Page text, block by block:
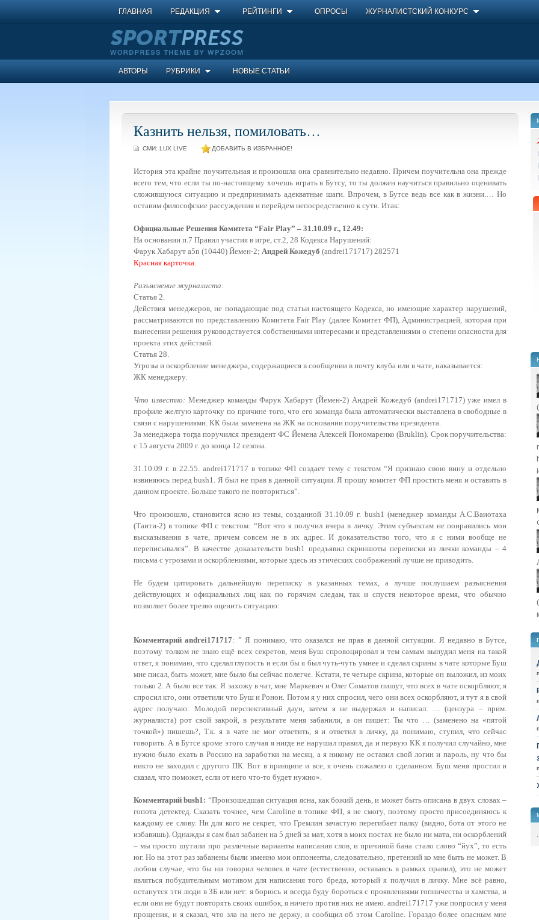
ГЛАВНАЯ РЕДАКЦИЯ РЕЙТИНГИ ОПРОСЫ ЖУРНАЛИСТСКИЙ КОНКУРС
АВТОРЫ РУБРИКИ НОВЫЕ СТАТЬИ
Казнить нельзя, помиловать…
СМИ: LUX LIVE ДОБАВИТЬ В ИЗБРАННОЕ!
История эта крайне поучительная и произошла она сравнительно недавно. Причем поучительна она прежде
всего тем, что если ты по-настоящему хочешь играть в Бутсу, то ты должен научиться правильно оценивать
сложившуюся ситуацию и предпринимать адекватные шаги. Впрочем, в Бутсе ведь все как в жизни.… Но
оставим философские рассуждения и перейдем непосредственно к сути. Итак:
Официальные Решения Комитета “Fair Play” – 31.10.09 г., 12.49:
На основании п.7 Правил участия в игре, ст.2, 28 Кодекса Нарушений:
Фарук Хабарут a5n (10440) Йемен-2; Андрей Кожедуб (andrei171717) 282571
Красная карточка.
Разъяснение журналиста:
Статья 2.
Действия менеджеров, не попадающие под статьи настоящего Кодекса, но имеющие характер нарушений,
рассматриваются по представлению Комитета Fair Play (далее Комитет ФП), Администрацией, которая при
вынесении решения руководствуется собственными интересами и представлениями о степени опасности для
проекта этих действий.
Статья 28.
Угрозы и оскорбление менеджера, содержащиеся в сообщении в почту клуба или в чате, наказывается:
ЖК менеджеру.
Что известно: Менеджер команды Фарук Хабарут (Йемен-2) Андрей Кожедуб (andrei171717) уже имел в
профиле желтую карточку по причине того, что его команда была автоматически выставлена в свободные в
связи с нарушениями. КК была заменена на ЖК на основании поручительства президента.
За менеджера тогда поручился президент ФС Йемена Алексей Пономаренко (Bruklin). Срок поручительства:
с 15 августа 2009 г. до конца 12 сезона.
31.10.09 г. в 22.55. andrei171717 в топике ФП создает тему с текстом “Я признаю свою вину и отдельно
извиняюсь перед bush1. Я был не прав в данной ситуации. Я прошу комитет ФП простить меня и оставить в
данном проекте. Больше такого не повториться”.
Что произошло, становится ясно из темы, созданной 31.10.09 г. bush1 (менеджер команды А.С.Ваиотаха
(Таити-2) в топике ФП с текстом: “Вот что я получил вчера в личку. Этим субъектам не понравились мои
высказывания в чате, причем совсем не в их адрес. И доказательство того, что я с ними вообще не
переписывался”. В качестве доказательств bush1 предъявил скриншоты переписки из лички команды – 4
письма с угрозами и оскорблениями, которые здесь из этических соображений лучше не приводить.
Не будем цитировать дальнейшую переписку в указанных темах, а лучше послушаем разъяснения
действующих и официальных лиц как по горячим следам, так и спустя некоторое время, что обычно
позволяет более трезво оценить ситуацию:
Комментарий andrei171717: ” Я понимаю, что оказался не прав в данной ситуации. Я недавно в Бутсе,
поэтому толком не знаю ещё всех секретов, меня Буш спровоцировал и тем самым вынудил меня на такой
ответ, я понимаю, что сделал глупость и если бы я был чуть-чуть умнее и сделал скрины в чате которые Буш
мне писал, быть может, мне было бы сейчас полегче. Кстати, те четыре скрина, которые он выложил, из моих
только 2. А было все так: Я захожу в чат, мне Маркевич и Олег Соматов пишут, что всех в чате оскорбляют, я
спросил кто, они ответили что Буш и Ронон. Потом я у них спросил, чего они всех оскорбляют, и тут я в свой
адрес получаю: Молодой перспективный даун, затем я не выдержал и написал: … (цензура – прим.
журналиста) рот свой закрой, в результате меня забанили, а он пишет: Ты что … (заменено на «пятой
точкой») пишешь?, Т.к. я в чате не мог ответить, я и ответил в личку, да понимаю, ступил, что сейчас
говорить. А в Бутсе кроме этого случая я нигде не нарушал правил, да и первую КК я получил случайно, мне
нужно было ехать в Россию на заработки на месяц, а я никому не оставил свой логин и пароль, ну что бы
никто не заходил с другого ПК. Вот в принципе и все, я очень сожалею о сделанном. Буш меня простил и
сказал, что поможет, если от него что-то будет нужно».
Комментарий bush1: “Произошедшая ситуация ясна, как божий день, и может быть описана в двух словах –
гопота детектед. Сказать точнее, чем Caroline в топике ФП, я не смогу, поэтому просто присоединяюсь к
каждому ее слову. Ни для кого не секрет, что Гремлин зачастую перегибает палку (видно, бота от этого не
избавишь). Однажды я сам был забанен на 5 дней за мат, хотя в моих постах не было ни мата, ни оскорблений
– мы просто шутили про различные варианты написания слов, и причиной бана стало слово “йух”, то есть
юг. Но на этот раз забанены были именно мои оппоненты, следовательно, претензий ко мне быть не может. В
любом случае, что бы ни говорил человек в чате (естественно, оставаясь в рамках правил), это не может
являться побудительным мотивом для написания того бреда, который я получил в личку. Мне всё равно,
останутся эти люди в ЗБ или нет: я борюсь и всегда буду бороться с проявлениями гопничества и хамства, и
если они не будут повторять своих ошибок, я ничего против них не имею. andrei171717 уже попросил у меня
прощения, и я сказал, что зла на него не держу, и сообщил об этом Caroline. Гораздо более опасным мне
.